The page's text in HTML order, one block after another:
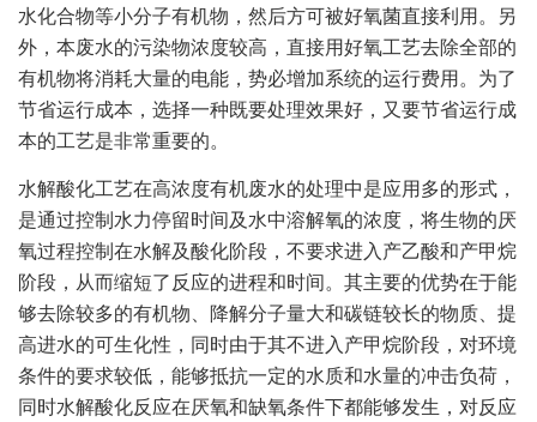
水化合物等小分子有机物，然后方可被好氧菌直接利用。另
外，本废水的污染物浓度较高，直接用好氧工艺去除全部的
有机物将消耗大量的电能，势必增加系统的运行费用。为了
节省运行成本，选择一种既要处理效果好，又要节省运行成
本的工艺是非常重要的。
水解酸化工艺在高浓度有机废水的处理中是应用多的形式，
是通过控制水力停留时间及水中溶解氧的浓度，将生物的厌
氧过程控制在水解及酸化阶段，不要求进入产乙酸和产甲烷
阶段，从而缩短了反应的进程和时间。其主要的优势在于能
够去除较多的有机物、降解分子量大和碳链较长的物质、提
高进水的可生化性，同时由于其不进入产甲烷阶段，对环境
条件的要求较低，能够抵抗一定的水质和水量的冲击负荷，
同时水解酸化反应在厌氧和缺氧条件下都能够发生，对反应